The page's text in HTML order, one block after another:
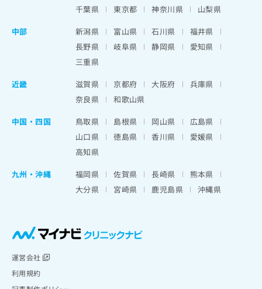
千葉県
東京都 神奈川県
山梨県
中部
新潟県 富山県 石川県
福井県
長野県
岐阜県 静岡県
愛知県
三重県
近畿
滋賀県 京都府 大阪府
兵庫県
奈良県
和歌山県
中国・四国
鳥取県 島根県 岡山県
広島県
山口県
徳島県 香川県
愛媛県
高知県
九州・沖縄
福岡県 佐賀県 長崎県
熊本県
大分県
宮崎県 鹿児島県 沖縄県
運営会社
利用規約